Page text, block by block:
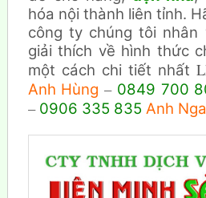
hóa nội thành liên tỉnh.
công ty chúng tôi nhân
giải thích về hình thức
một cách chi tiết nhất
Anh Hùng – 0849 700
– 0906 335 835 Anh Nga